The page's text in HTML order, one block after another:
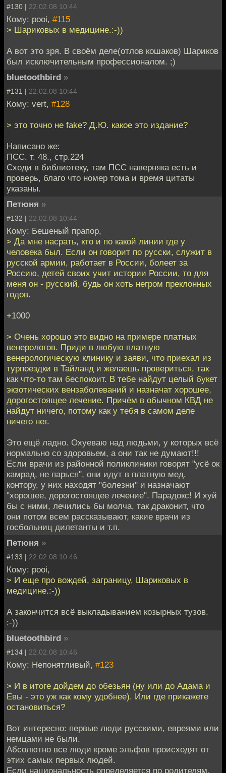
#130 | 22.02.08 10:44
Кому: pooi, #115
> Шариковых в медицине.:-))
А вот это зря. В своём деле(отлов кошаков) Шариков
был исключительным профессионалом. ;)
bluetoothbird »
#131 | 22.02.08 10:44
Кому: vert, #128
> это точно не fake? Д.Ю. какое это издание?
Написано же:
ПСС. т. 48., стр.224
Сходи в библиотеку, там ПСС наверняка есть и
проверь, благо что номер тома и время цитаты
указаны.
Петюня »
#132 | 22.02.08 10:44
Кому: Бешеный прапор,
> Да мне насрать, кто и по какой линии где у
человека был. Если он говорит по русски, служит в
русской армии, работает в России, болеет за
Россию, детей своих учит истории России, то для
меня он - русский, будь он хоть негром преклонных
годов.
+1000
> Очень хорошо это видно на примере платных
венерологов. Приди в любую платную
венерологическую клинику и заяви, что приехал из
турпоездки в Тайланд и желаешь провериться, так
как что-то там беспокоит. В тебе найдут целый букет
экзотических вензаболеваний и назначат хорошее,
дорогостоящее лечение. Причём в обычном КВД не
найдут ничего, потому как у тебя в самом деле
ничего нет.
Это ещё ладно. Охуеваю над людьми, у которых всё
нормально со здоровьем, а они так не думают!!!
Если врачи из районной поликлиники говорят "усё ок
камрад, не парься", они идут в платную мед.
контору, у них находят "болезни" и назначают
"хорошее, дорогостоящее лечение". Парадокс! И хуй
бы с ними, лечились бы молча, так драконит, что
они потом всем рассказывают, какие врачи из
госбольниц дилетанты и т.п.
Петюня »
#133 | 22.02.08 10:46
Кому: pooi,
> И еще про вождей, заграницу, Шариковых в
медицине.:-))
А закончится всё выкладыванием козырных тузов.
:-))
bluetoothbird »
#134 | 22.02.08 10:46
Кому: Непонятливый, #123
> И в итоге дойдем до обезьян (ну или до Адама и
Евы - это уж как кому удобнее). Или где прикажете
остановиться?
Вот интересно: первые люди русскими, евреями или
немцами не были.
Абсолютно все люди кроме эльфов происходят от
этих самых первых людей.
Если национальность определяется по родителям,